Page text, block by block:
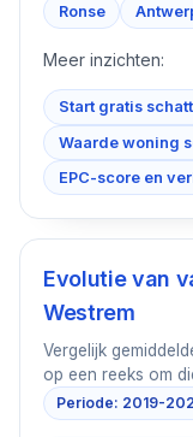
Ronse
Meer inzichten:
Start gratis
Waarde woning
EPC-score en
Evolutie van
Westrem
Vergelijk
op een reeks om
Periode: 2019-